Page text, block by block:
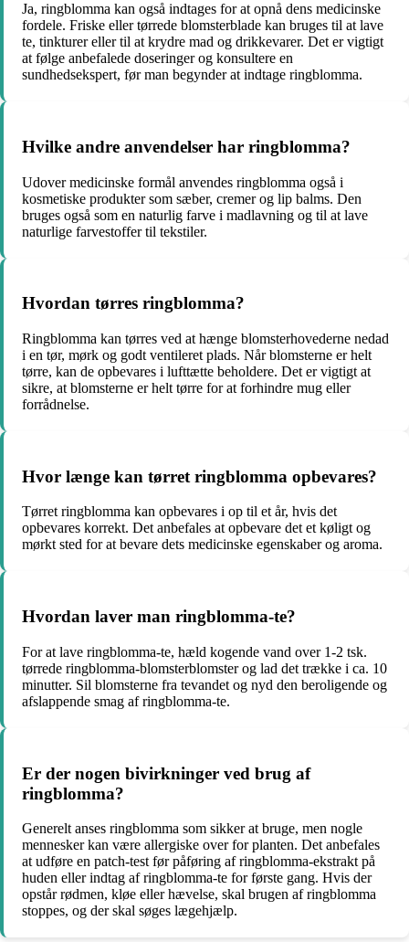
Ja, ringblomma kan også indtages for at opnå dens medicinske
fordele. Friske eller tørrede blomsterblade kan bruges til at lave
te, tinkturer eller til at krydre mad og drikkevarer. Det er vigtigt
at følge anbefalede doseringer og konsultere en
sundhedsekspert, før man begynder at indtage ringblomma.
Hvilke andre anvendelser har ringblomma?
Udover medicinske formål anvendes ringblomma også i
kosmetiske produkter som sæber, cremer og lip balms. Den
bruges også som en naturlig farve i madlavning og til at lave
naturlige farvestoffer til tekstiler.
Hvordan tørres ringblomma?
Ringblomma kan tørres ved at hænge blomsterhovederne nedad
i en tør, mørk og godt ventileret plads. Når blomsterne er helt
tørre, kan de opbevares i lufttætte beholdere. Det er vigtigt at
sikre, at blomsterne er helt tørre for at forhindre mug eller
forrådnelse.
Hvor længe kan tørret ringblomma opbevares?
Tørret ringblomma kan opbevares i op til et år, hvis det
opbevares korrekt. Det anbefales at opbevare det et køligt og
mørkt sted for at bevare dets medicinske egenskaber og aroma.
Hvordan laver man ringblomma-te?
For at lave ringblomma-te, hæld kogende vand over 1-2 tsk.
tørrede ringblomma-blomsterblomster og lad det trække i ca. 10
minutter. Sil blomsterne fra tevandet og nyd den beroligende og
afslappende smag af ringblomma-te.
Er der nogen bivirkninger ved brug af
ringblomma?
Generelt anses ringblomma som sikker at bruge, men nogle
mennesker kan være allergiske over for planten. Det anbefales
at udføre en patch-test før påføring af ringblomma-ekstrakt på
huden eller indtag af ringblomma-te for første gang. Hvis der
opstår rødmen, kløe eller hævelse, skal brugen af ringblomma
stoppes, og der skal søges lægehjælp.